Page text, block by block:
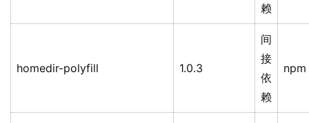
赖
homedir-polyfill 1.0.3
间
接
依
赖
npm